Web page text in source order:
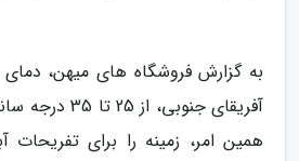
به گزارش فروشگاه های میهن،
آفریقای جنوبی،
همین امر، زمینه را برای